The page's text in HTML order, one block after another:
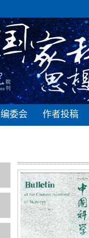
编委会 作者投稿